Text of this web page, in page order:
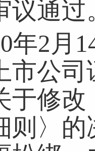
议通过
年2月
市公
于修
则〉的